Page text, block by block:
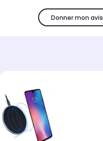
Donner mon avis